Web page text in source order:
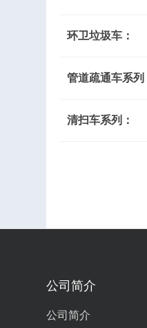
环卫垃圾车：
管道疏通车系列
清扫车系列：
公司简介
公司简介